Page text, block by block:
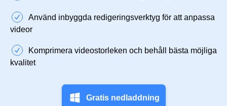
Använd inbyggda redigeringsverktyg för att anpassa
videor
Komprimera videostorleken och behåll bästa möjliga
kvalitet
Gratis nedladdning